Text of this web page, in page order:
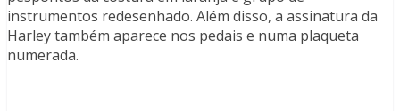
instrumentos redesenhado. Além disso, a assinatura da
Harley também aparece nos pedais e numa plaqueta
numerada.